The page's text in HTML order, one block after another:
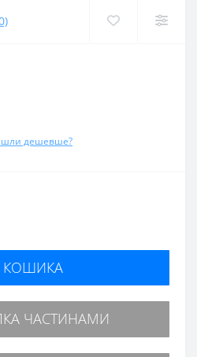
дешевше?
ЧАСТИНАМИ